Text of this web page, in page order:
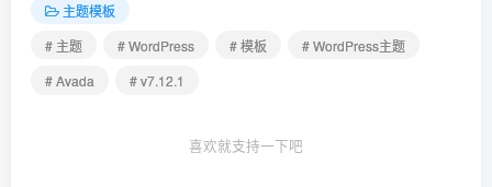
主题模板
# 主题
# WordPress # 模板
# WordPress主题
# Avada
# v7.12.1
喜欢就支持一下吧